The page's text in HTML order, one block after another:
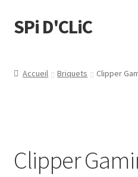
SPi D'CLiC
Tubeuses/Rouleuses
Accueil Briquets Clipper
Clipper